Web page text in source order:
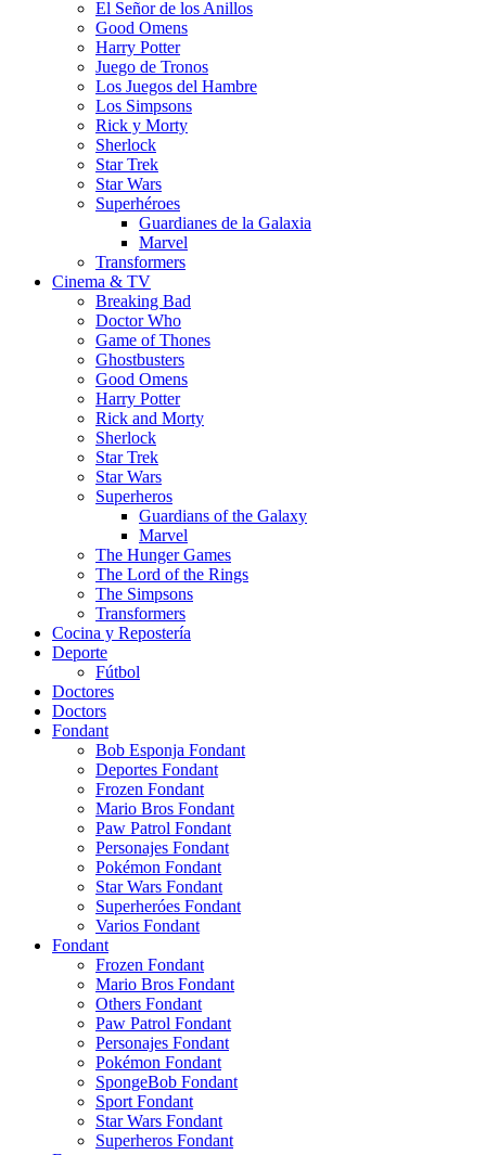
El Señor de los Anillos
Good Omens
Harry Potter
Juego de Tronos
Los Juegos del Hambre
Los Simpsons
Rick y Morty
Sherlock
Star Trek
Star Wars
Superhéroes
Guardianes de la Galaxia
Marvel
Transformers
Cinema & TV
Breaking Bad
Doctor Who
Game of Thones
Ghostbusters
Good Omens
Harry Potter
Rick and Morty
Sherlock
Star Trek
Star Wars
Superheros
Guardians of the Galaxy
Marvel
The Hunger Games
The Lord of the Rings
The Simpsons
Transformers
Cocina y Repostería
Deporte
Fútbol
Doctores
Doctors
Fondant
Bob Esponja Fondant
Deportes Fondant
Frozen Fondant
Mario Bros Fondant
Paw Patrol Fondant
Personajes Fondant
Pokémon Fondant
Star Wars Fondant
Superheróes Fondant
Varios Fondant
Fondant
Frozen Fondant
Mario Bros Fondant
Others Fondant
Paw Patrol Fondant
Personajes Fondant
Pokémon Fondant
SpongeBob Fondant
Sport Fondant
Star Wars Fondant
Superheros Fondant